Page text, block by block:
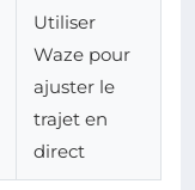
Utiliser
Waze pour
ajuster le
trajet en
direct